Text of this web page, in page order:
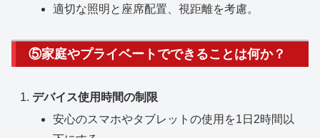
適切な照明と座席配置、視距離を考慮。
⑤家庭やプライベートでできることは何か？
デバイス使用時間の制限
安心のスマホやタブレットの使用を1日2時間以